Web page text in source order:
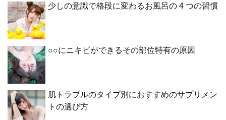
少しの意識で格段に変わるお風呂の 4 つの習慣
○○にニキビができるその部位特有の原因
肌トラブルのタイプ別におすすめのサプリメン
トの選び方